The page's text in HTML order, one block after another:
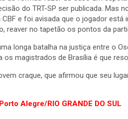
do TRT-SP ser publicada. Mas
e foi avisada que o jogador está
reaver no tapetão os pontos da
longa batalha na justiça entre o
os magistrados de Brasília é que
craque, que afirmou que seu
Alegre/RIO GRANDE DO SUL